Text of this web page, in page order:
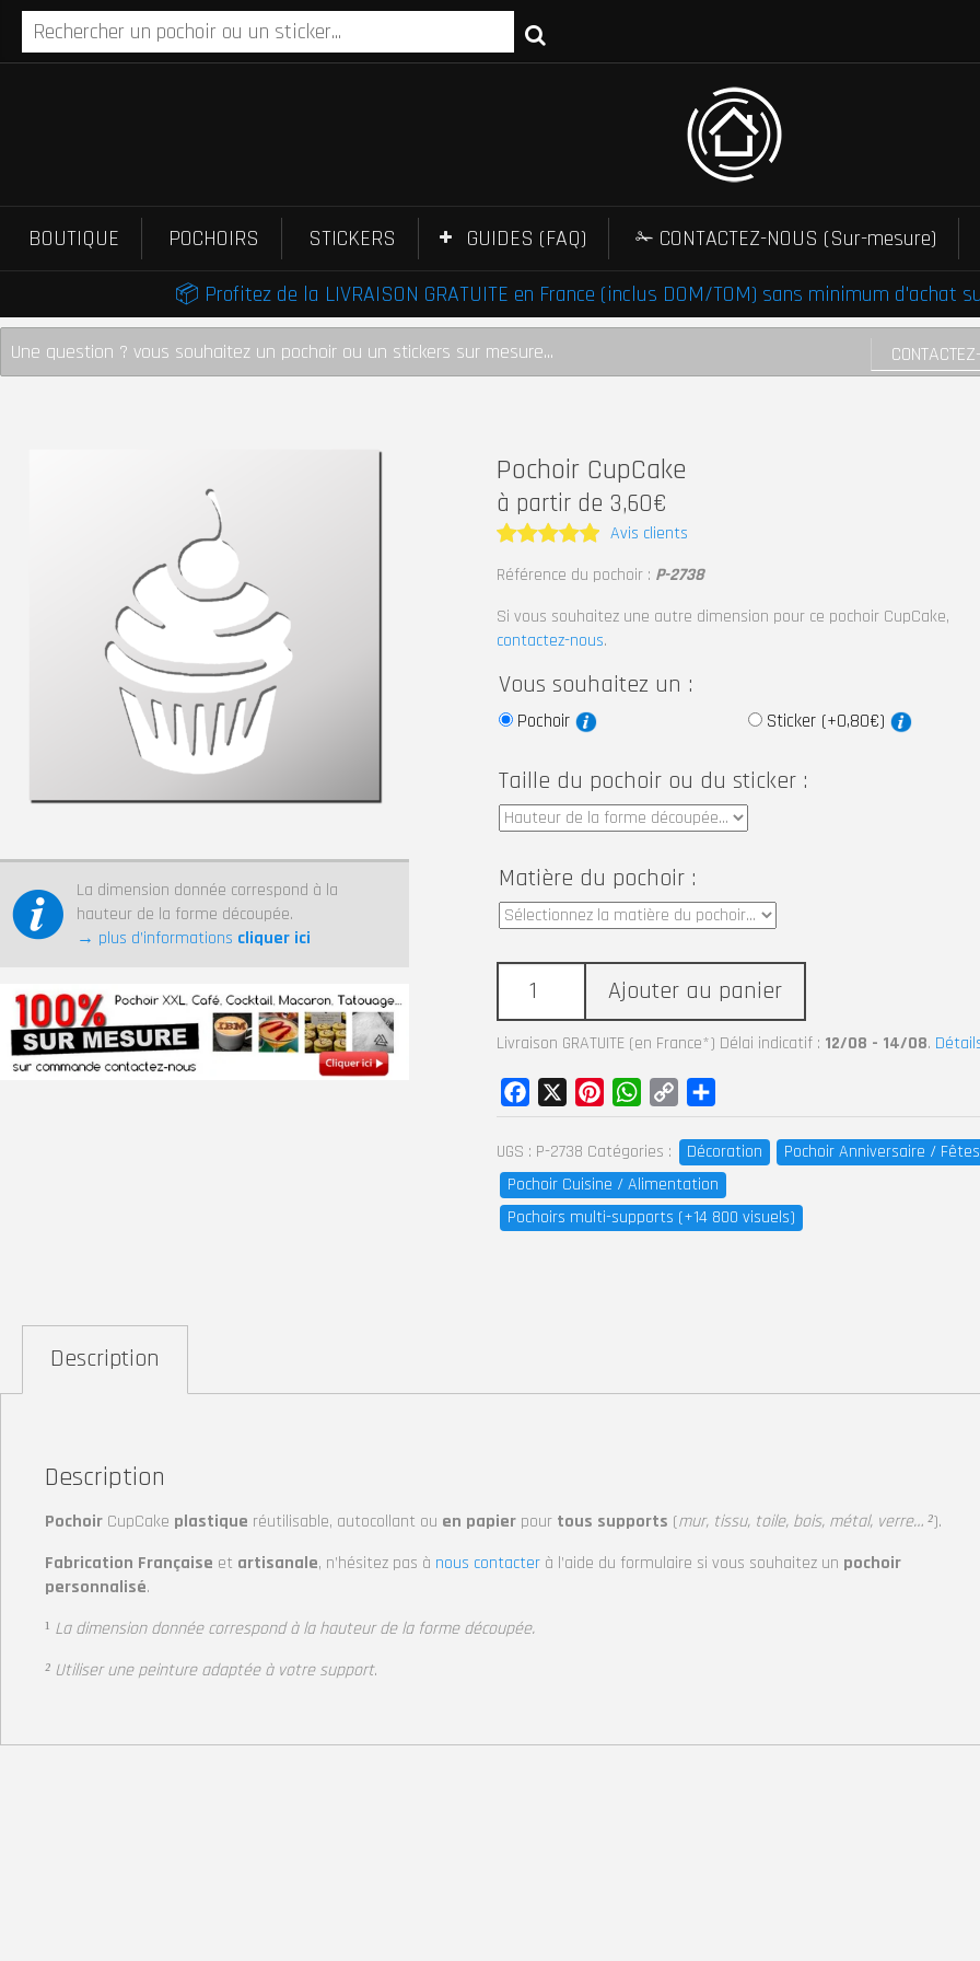
BOUTIQUE POCHOIRS STICKERS GUIDES (FAQ)
✁ CONTACTEZ-NOUS (Sur-mesure)
📦 Profitez de la LIVRAISON GRATUITE en France (inclus DOM/TOM) sans minimum d'achat
Une question ? vous souhaitez un pochoir ou un stickers sur mesure...
La dimension donnée correspond à la
hauteur de la forme découpée.
→ plus d’informations cliquer ici
Pochoir CupCake
à partir de 3,60€
Note 5
Avis clients
Référence du pochoir : P-2738
Si vous souhaitez une autre dimension pour ce pochoir CupCake,
contactez-nous.
Vous souhaitez un :
Pochoir Sticker (+0,80€)
Taille du pochoir ou du sticker :
Matière du pochoir :
Ajouter au panier
Livraison GRATUITE (en France*) Délai indicatif : 12/08 - 14/08.
UGS : P-2738 Catégories : Décoration
Pochoir Anniversaire / Fêtes
Pochoir Cuisine / Alimentation
Pochoirs multi-supports (+14 800 visuels)
Facebook PinterestWhatsApp
Copy
Link
Description
Description
Pochoir CupCake plastique réutilisable, autocollant ou en papier pour tous supports (mur, tissu, toile, bois, métal, verre… ²).
Fabrication Française et artisanale, n’hésitez pas à nous contacter à l’aide du formulaire si vous souhaitez un pochoir
personnalisé.
¹ La dimension donnée correspond à la hauteur de la forme découpée.
² Utiliser une peinture adaptée à votre support.